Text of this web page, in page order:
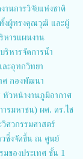
านการวิจัยแห่งชาติ
ทั้งผู้ทรงคุณวุฒิ และผู้
หารแผนงาน
ริหารจัดการน้ำ
ะอุทกวิทยา
ศ กองพัฒนา
วหน้างานภูมิอากาศ
รมหาชน) ผศ. ดร.ไช
ศวกรรมศาสตร์
วซึ่งจัดขึ้น ณ ศูนย์
ของประเทศ ชั้น 1